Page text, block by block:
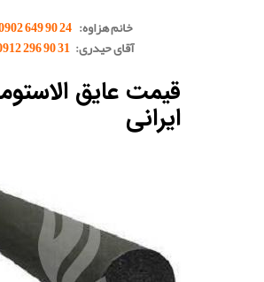
خانم هزاوه: 24 90 649 0902
آقای حیدری: 31 90 296 0912
قیمت عایق
ایرانی